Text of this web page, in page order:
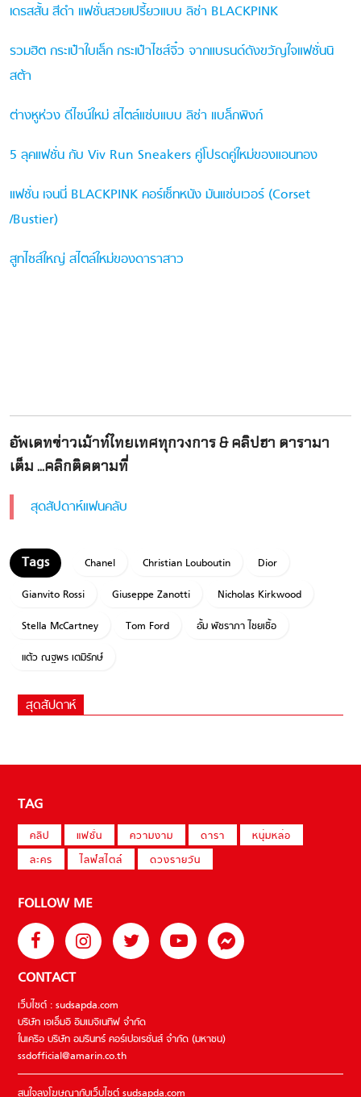
เดรสสั้น สีดำ แฟชั่นสวยเปรี้ยวแบบ ลิซ่า BLACKPINK
รวมฮิต กระเป๋าใบเล็ก กระเป๋าไซส์จิ๋ว จากแบรนด์ดังขวัญใจแฟชั่นนิ
สต้า
ต่างหูห่วง ดีไซน์ใหม่ สไตล์แซ่บแบบ ลิซ่า แบล็กพิงก์
5 ลุคแฟชั่น กับ Viv Run Sneakers คู่โปรดคู่ใหม่ของแอนทอง
แฟชั่น เจนนี่ BLACKPINK คอร์เซ็ทหนัง มันแซ่บเวอร์ (Corset
/Bustier)
สูทไซส์ใหญ่ สไตล์ใหม่ของดาราสาว
อัพเดทข่าวเม้าท์ไทยเทศทุกวงการ & คลิปฮา ดารามา
เต็ม ...คลิกติดตามที่
สุดสัปดาห์แฟนคลับ
Chanel Christian Louboutin
Dior
Gianvito Rossi
Giuseppe Zanotti
Nicholas Kirkwood
Stella McCartney
Tom Ford
อั้ม พัชราภา ไชยเชื้อ
แต้ว ณฐพร เตมีรักษ์
สุดสัปดาห์
TAG
คลิป แฟชั่น ความงาม ดารา
หนุ่มหล่อ
ละคร
ไลฟ์สไตล์ ดวงรายวัน
FOLLOW ME
CONTACT
เว็บไซต์ : sudsapda.com
บริษัท เอเอ็มอี อิมเมจิเนทีฟ จำกัด
ในเครือ บริษัท อมรินทร์ คอร์เปอเรชั่นส์ จำกัด (มหาชน)
ssdofficial@amarin.co.th